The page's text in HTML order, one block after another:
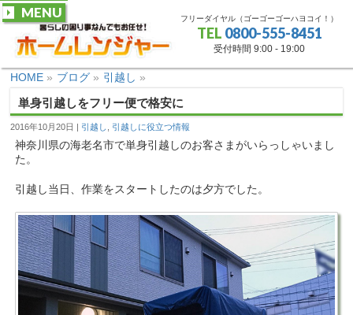
フリーダイヤル（ゴーゴーゴーハヨコイ！）
TEL 0800-555-8451
受付時間 9:00 - 19:00
MENU
HOME » ブログ » 引越し »
単身引越しをフリー便で格安に
2016年10月20日 引越し 引越しに役立つ情報
神奈川県の海老名市で単身引越しのお客さまがいらっしゃいまし
た。
引越し当日、作業をスタートしたのは夕方でした。